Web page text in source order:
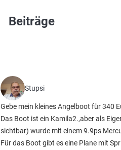
Beiträge
Stupsi
Gebe mein kleines Angelboot für 340
Das Boot ist ein Kamila2.,aber als
sichtbar) wurde mit einem 9.9ps
Für das Boot gibt es eine Plane mit